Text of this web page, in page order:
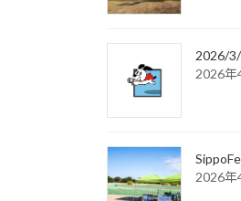
2026/
2026年
2026年